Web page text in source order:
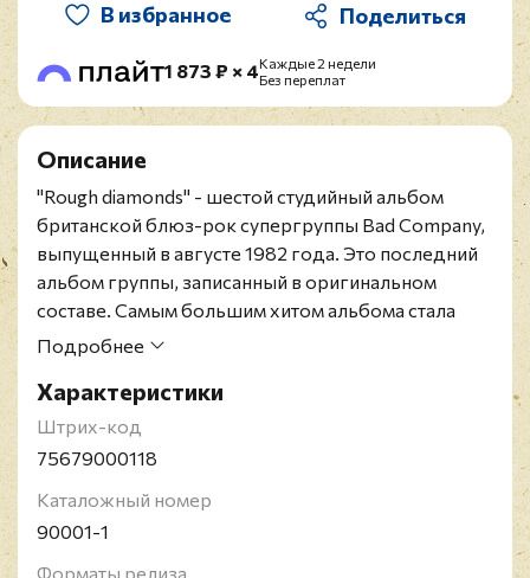
В избранное
1 873 ₽ × 4Каждые 2 недели
Без переплат
Описание
"Rough diamonds" - шестой студийный альбом
британской блюз-рок супергруппы Bad Company,
выпущенный в августе 1982 года. Это последний
альбом группы, записанный в оригинальном
составе. Самым большим хитом альбома стала
песня "Electricland", хотя и "Painted Face"
радиостанциях. "Rough diamonds" занял всего
лишь 26 строчку в "Billboard album charts" и стал
самым коммерчески неуспешным альбомом Bad
группы.
Американское издание на чёрном виниле в
специальном конверте с пилообразным торцом и
Подробнее
Характеристики
Штрих-код
75679000118
Каталожный номер
90001-1
Форматы релиза